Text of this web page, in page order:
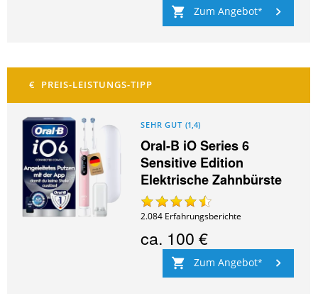
Zum Angebot
SEHR GUT (1,4)
Oral-B iO Series 6
Sensitive Edition
Elektrische Zahnbürste
2.084 Erfahrungsberichte
ca. 100 €
Zum Angebot